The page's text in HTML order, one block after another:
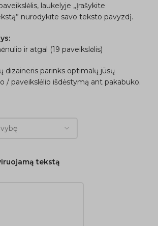
laukelyje „Įrašykite
nurodykite savo teksto pavyzdį.
ir atgal (19 paveikslėlis)
dizaineris parinks optimalų jūsų
/ paveikslėlio išdėstymą ant pakabuko.
tekstą